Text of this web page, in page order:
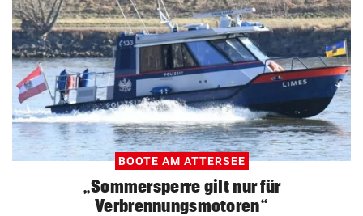
BOOTE AM ATTERSEE
„Sommersperre gilt nur für
Verbrennungsmotoren“